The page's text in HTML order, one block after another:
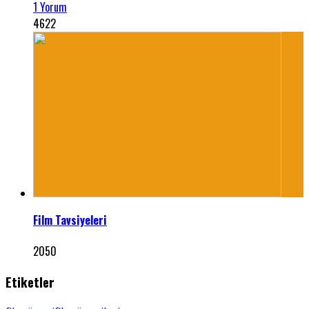
1 Yorum
4622
Film Tavsiyeleri
2050
Etiketler